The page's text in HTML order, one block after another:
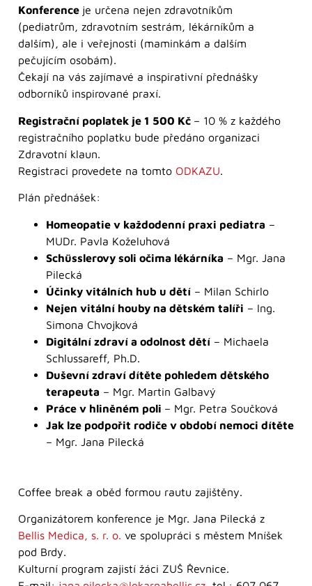
Konference je určena nejen zdravotníkům
(pediatrům, zdravotním sestrám, lékárníkům a
dalším), ale i veřejnosti (maminkám a dalším
pečujícím osobám).
Čekají na vás zajímavé a inspirativní přednášky
odborníků inspirované praxí.
Registrační poplatek je 1 500 Kč – 10 % z každého
registračního poplatku bude předáno organizaci
Zdravotní klaun.
Registraci provedete na tomto ODKAZU.
Plán přednášek:
Homeopatie v každodenní praxi pediatra –
MUDr. Pavla Koželuhová
Schüsslerovy soli očima lékárníka – Mgr. Jana
Pilecká
Účinky vitálních hub u dětí – Milan Schirlo
Nejen vitální houby na dětském talíři – Ing.
Simona Chvojková
Digitální zdraví a odolnost dětí – Michaela
Schlussareff, Ph.D.
Duševní zdraví dítěte pohledem dětského
terapeuta – Mgr. Martin Galbavý
Práce v hliněném poli – Mgr. Petra Součková
Jak lze podpořit rodiče v období nemoci dítěte
– Mgr. Jana Pilecká
Coffee break a oběd formou rautu zajištěny.
Organizátorem konference je Mgr. Jana Pilecká z
Bellis Medica, s. r. o. ve spolupráci s městem Mníšek
pod Brdy.
Kulturní program zajistí žáci ZUŠ Řevnice.